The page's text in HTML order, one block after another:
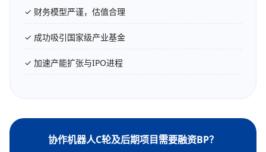
✓ 财务模型严谨，估值合理
✓ 成功吸引国家级产业基金
✓ 加速产能扩张与IPO进程
协作机器人C轮及后期项目需要融资BP？